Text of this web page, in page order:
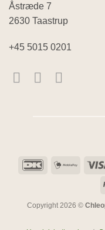
Åstræde 7
2630 Taastrup
+45 5015 0201
DanKort
Copyright 2026 ©